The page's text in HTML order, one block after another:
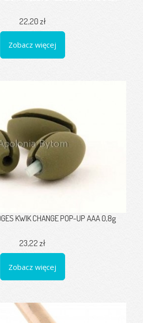
22,20 zł
Zobacz więcej
KWIK CHANGE POP-UP AAA 0,8g
23,22 zł
Zobacz więcej